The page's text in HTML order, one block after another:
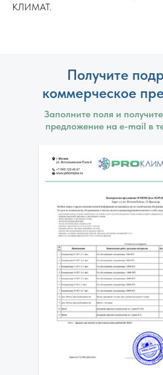
КЛИМАТ.
Получите
коммерческое
Заполните поля и
предложение на e-mail в